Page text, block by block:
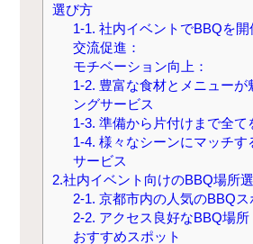
選び方
1-1. 社内イベントでBBQを開
交流促進：
モチベーション向上：
1-2. 豊富な食材とメニューが
ングサービス
1-3. 準備から片付けまで全て
1-4. 様々なシーンにマッチす
サービス
2.社内イベント向けのBBQ場所
2-1. 京都市内の人気のBBQス
2-2. アクセス良好なBBQ場所
おすすめスポット